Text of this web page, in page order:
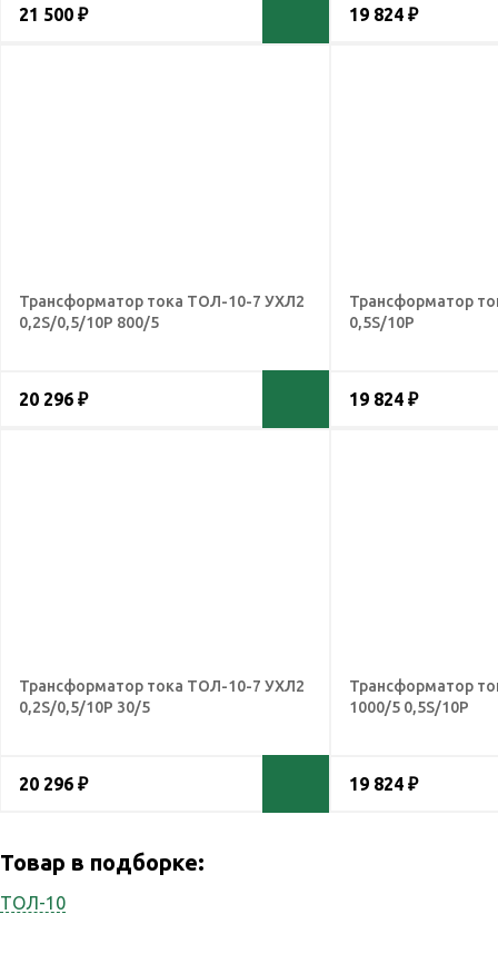
21 500 ₽ 19 824 ₽
Трансформатор тока ТОЛ-10-7 УХЛ2
0,2S/0,5/10Р 800/5
20 296 ₽
Трансформатор
0,5S/10Р
19 824 ₽
Трансформатор тока ТОЛ-10-7 УХЛ2
0,2S/0,5/10Р 30/5
20 296 ₽
Трансформатор
1000/5 0,5S/10Р
19 824 ₽
Товар в подборке:
ТОЛ-10